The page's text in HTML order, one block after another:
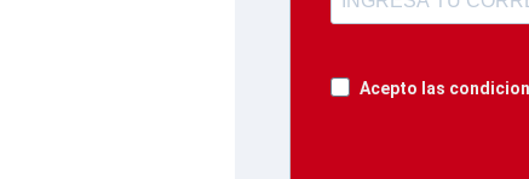
Acepto las